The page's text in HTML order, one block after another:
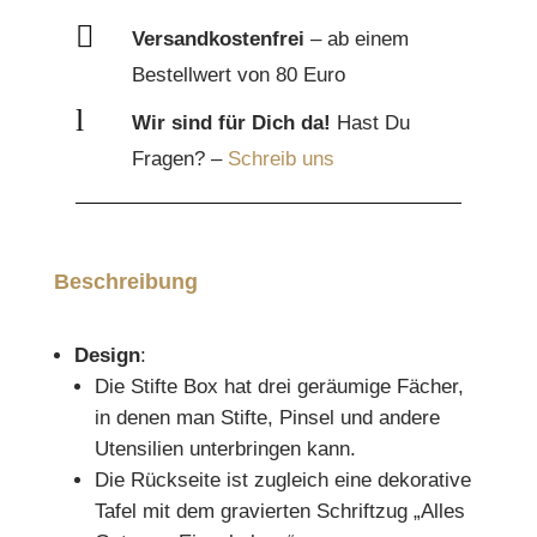
 Versandkostenfrei – ab einem
Bestellwert von 80 Euro
l Wir sind für Dich da! Hast Du
Fragen? – Schreib uns
Beschreibung
Design:
Die Stifte Box hat drei geräumige Fächer,
in denen man Stifte, Pinsel und andere
Utensilien unterbringen kann.
Die Rückseite ist zugleich eine dekorative
Tafel mit dem gravierten Schriftzug „Alles